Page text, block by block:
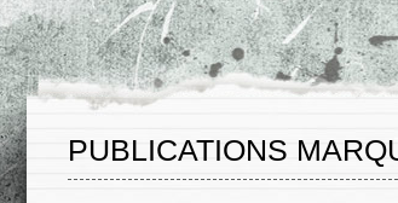
PUBLICATIONS